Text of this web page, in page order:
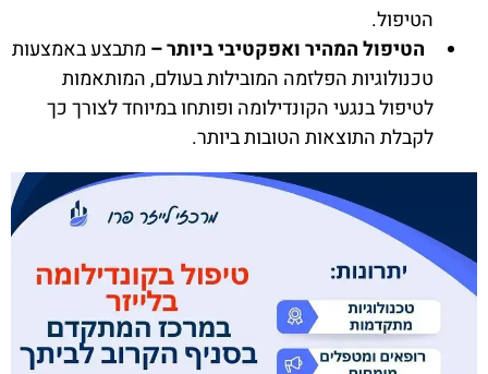
הטיפול.
הטיפול המהיר ואפקטיבי ביותר – מתבצע באמצעות
טכנולוגיות הפלזמה המובילות בעולם, המותאמות
לטיפול בנגעי הקונדילומה ופותחו במיוחד לצורך כך
לקבלת התוצאות הטובות ביותר.